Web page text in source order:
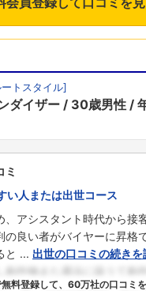
トスタイル]
ダイザー 30歳男性
ミ
い人または出世コース
、アシスタント時代から接
の良い者がバイヤーに昇格
と ... 出世の口コミの続きを
無料登録して、60万社の口コミ